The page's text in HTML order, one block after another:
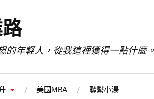
年輕人，從我這裡獲得一點什麼。
美國MBA 聯繫小湯